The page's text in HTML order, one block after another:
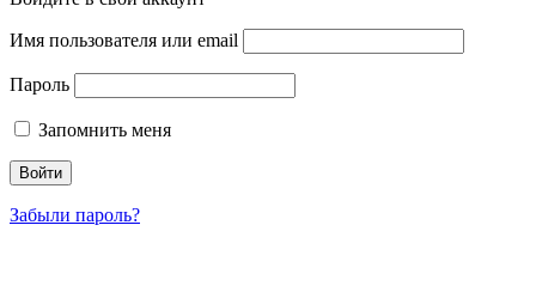
Имя пользователя или email
Пароль
Запомнить меня
Забыли пароль?